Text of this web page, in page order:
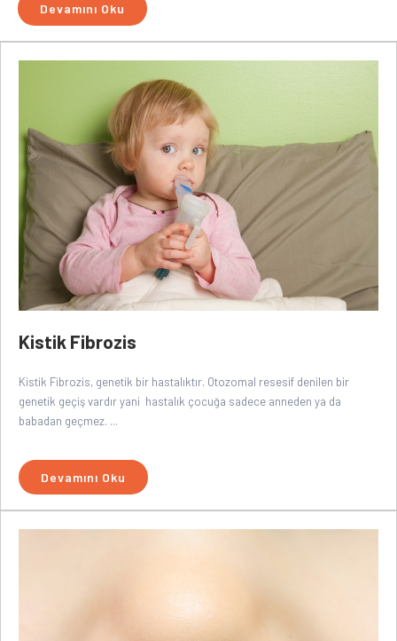
Devamını Oku
Kistik Fibrozis
Kistik Fibrozis, genetik bir hastalıktır. Otozomal resesif denilen bir
genetik geçiş vardır yani hastalık çocuğa sadece anneden ya da
babadan geçmez. ...
Devamını Oku